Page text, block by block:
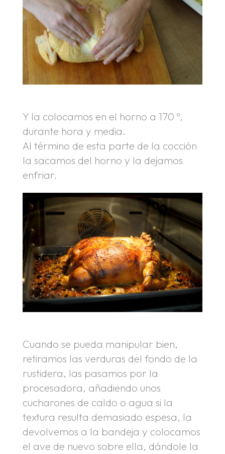
Y la colocamos en el horno a 170 º,
durante hora y media.
Al término de esta parte de la cocción
la sacamos del horno y la dejamos
enfriar.
Cuando se pueda manipular bien,
retiramos las verduras del fondo de la
rustidera, las pasamos por la
procesadora, añadiendo unos
cucharones de caldo o agua si la
textura resulta demasiado espesa, la
devolvemos a la bandeja y colocamos
el ave de nuevo sobre ella, dándole la